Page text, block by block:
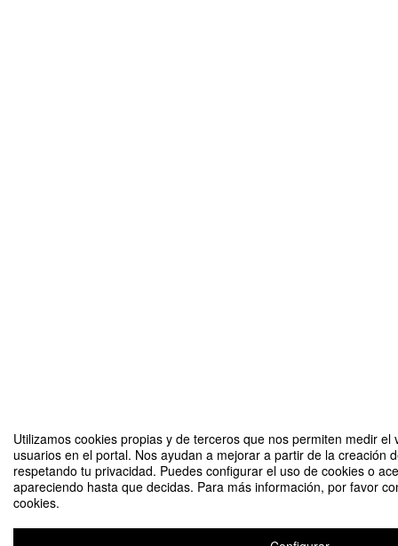
Utilizamos cookies propias y de terceros que nos permiten medir
usuarios en el portal. Nos ayudan a mejorar a partir de la creación
respetando tu privacidad. Puedes configurar el uso de cookies o
apareciendo hasta que decidas. Para más información, por favor
cookies.